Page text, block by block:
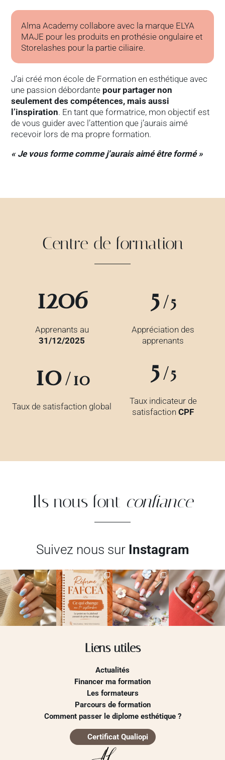
Alma Academy collabore avec la marque ELYA
MAJE pour les produits en prothésie ongulaire et
Storelashes pour la partie ciliaire.
J’ai créé mon école de Formation en esthétique avec
une passion débordante pour partager non
seulement des compétences, mais aussi
l’inspiration. En tant que formatrice, mon objectif est
de vous guider avec l’attention que j’aurais aimé
recevoir lors de ma propre formation.
« Je vous forme comme j’aurais aimé être formé »
Centre de formation
1206
Apprenants au
31/12/2025
5/5
Appréciation des
apprenants
10/10
Taux de satisfaction global
5/5
Taux indicateur de
satisfactionCPF
Ils nous font confiance
Suivez nous sur Instagram
Liens utiles
Actualités
Financer ma formation
Les formateurs
Parcours de formation
Comment passer le diplome esthétique ?
Certificat Qualiopi